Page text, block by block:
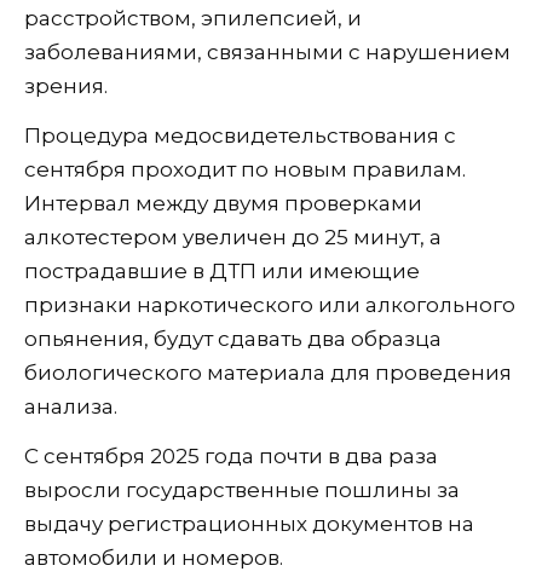
расстройством, эпилепсией, и
заболеваниями, связанными с нарушением
зрения.
Процедура медосвидетельствования с
сентября проходит по новым правилам.
Интервал между двумя проверками
алкотестером увеличен до 25 минут, а
пострадавшие в ДТП или имеющие
признаки наркотического или алкогольного
опьянения, будут сдавать два образца
биологического материала для проведения
анализа.
С сентября 2025 года почти в два раза
выросли государственные пошлины за
выдачу регистрационных документов на
автомобили и номеров.